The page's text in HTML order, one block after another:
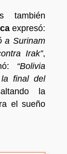
también
expresó:
a Surinam
Irak”,
“Bolivia
final del
la
el sueño